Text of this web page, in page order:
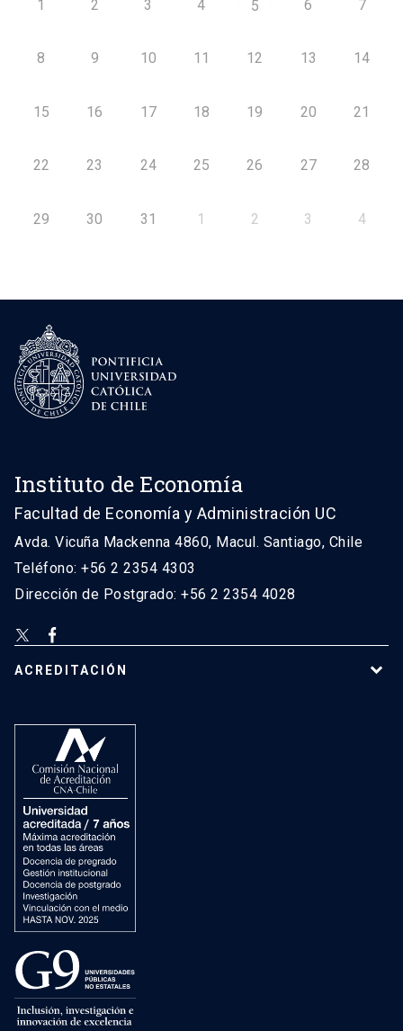
1 2 3 4 5 6 7
8 9 10 11 12 13 14
15 16 17 18 19 20 21
22 23 24 25 26 27 28
29 30 31 1 2 3 4
Instituto de Economía
Facultad de Economía y Administración UC
Avda. Vicuña Mackenna 4860, Macul. Santiago, Chile
Teléfono: +56 2 2354 4303
Dirección de Postgrado: +56 2 2354 4028
ACREDITACIÓN